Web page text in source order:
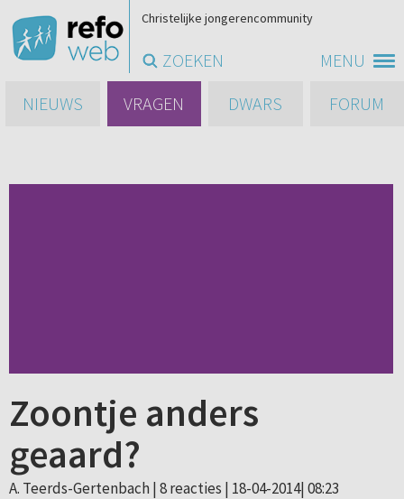
MENU
Christelijke jongerencommunity
ZOEKEN
NIEUWS
VRAGEN DWARS FORUM
Zoontje anders
geaard?
A. Teerds-Gertenbach | 8 reacties | 18-04-2014| 08:23